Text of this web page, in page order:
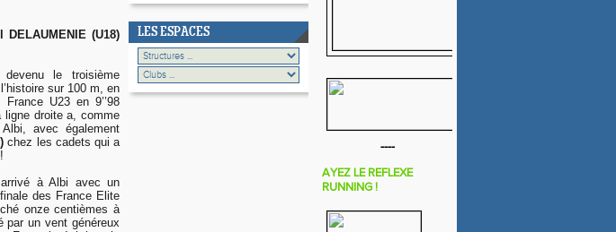
DELAUMENIE (U18)
le troisième
sur 100 m, en
U23 en 9’’98
ligne droite a, comme
avec également
chez les cadets qui a
à Albi avec un
finale des France Elite
onze centièmes à
par un vent généreux
LES ESPACES
----
AYEZ LE REFLEXE
RUNNING !